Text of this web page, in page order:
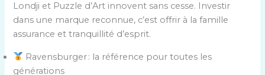
Londji et Puzzle d’Art innovent sans cesse. Investir
dans une marque reconnue, c’est offrir à la famille
assurance et tranquillité d’esprit.
Ravensburger : la référence pour toutes les
générations